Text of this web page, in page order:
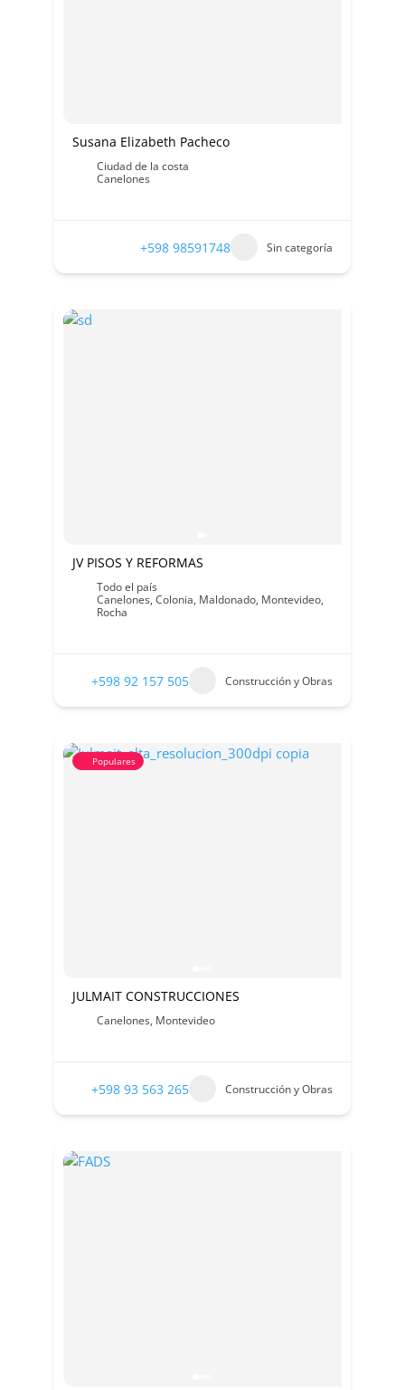
Susana Elizabeth Pacheco
Ciudad de la costa
Canelones
+598 98591748 Sin categoría
JV PISOS Y REFORMAS
Todo el país
Canelones, Colonia, Maldonado, Montevideo,
Rocha
+598 92 157 505 Construcción y Obras
Populares
JULMAIT CONSTRUCCIONES
Canelones, Montevideo
+598 93 563 265 Construcción y Obras